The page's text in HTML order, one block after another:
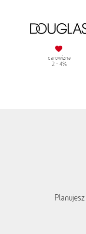
darowizna
2 - 4%
Planujesz